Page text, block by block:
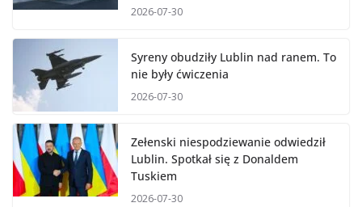
2026-07-30
Syreny obudziły Lublin nad ranem. To
nie były ćwiczenia
2026-07-30
Zełenski niespodziewanie odwiedził
Lublin. Spotkał się z Donaldem
Tuskiem
2026-07-30